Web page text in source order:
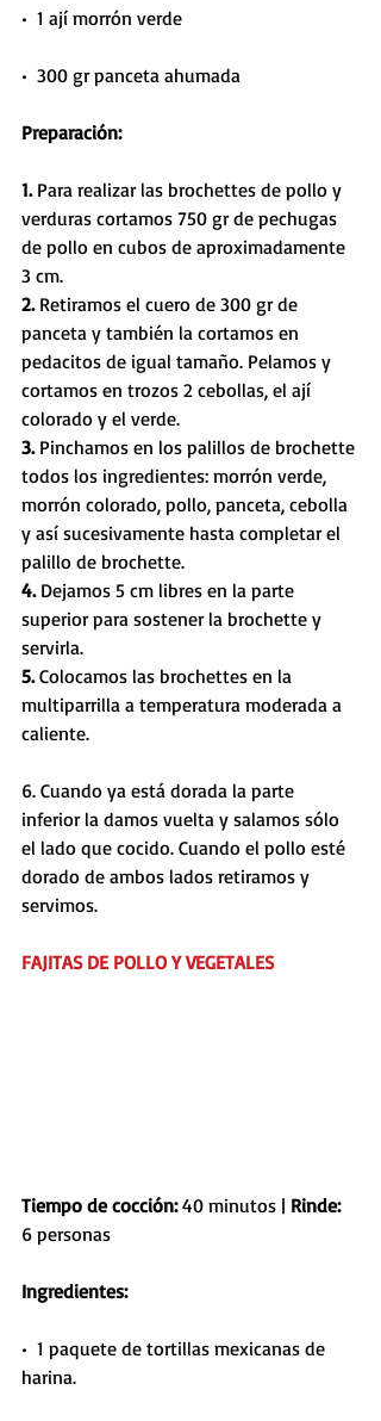
•  1 ají morrón verde
•  300 gr panceta ahumada
Preparación:
1. Para realizar las brochettes de pollo y
verduras cortamos 750 gr de pechugas
de pollo en cubos de aproximadamente
3 cm.
2. Retiramos el cuero de 300 gr de
panceta y también la cortamos en
pedacitos de igual tamaño. Pelamos y
cortamos en trozos 2 cebollas, el ají
colorado y el verde.
3. Pinchamos en los palillos de brochette
todos los ingredientes: morrón verde,
morrón colorado, pollo, panceta, cebolla
y así sucesivamente hasta completar el
palillo de brochette.
4. Dejamos 5 cm libres en la parte
superior para sostener la brochette y
servirla.
5. Colocamos las brochettes en la
multiparrilla a temperatura moderada a
caliente.
6. Cuando ya está dorada la parte
inferior la damos vuelta y salamos sólo
el lado que cocido. Cuando el pollo esté
dorado de ambos lados retiramos y
servimos.
FAJITAS DE POLLO Y VEGETALES
Tiempo de cocción: 40 minutos | Rinde:
6 personas
Ingredientes:
•  1 paquete de tortillas mexicanas de
harina.